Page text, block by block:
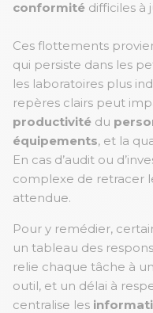
conformité difficiles à
Ces flottements
qui persiste dans les
les laboratoires plus
repères clairs peut
productivité du
équipements, et la
En cas d’audit ou
complexe de retracer
attendue.
Pour y remédier,
un tableau des
relie chaque tâche à
outil, et un délai à
centralise les